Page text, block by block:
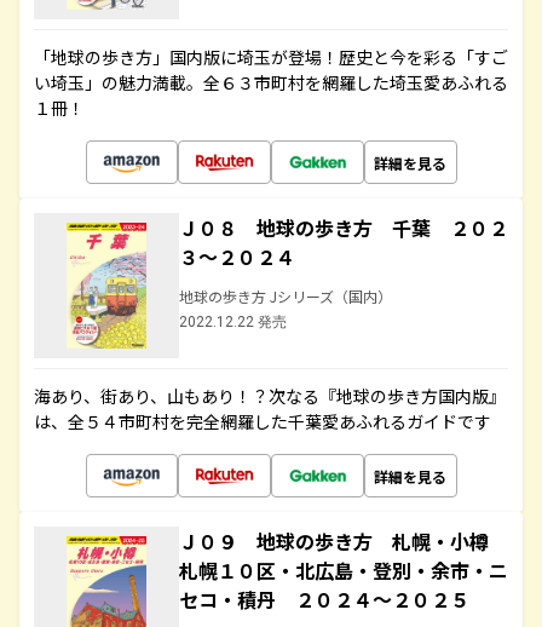
「地球の歩き方」国内版に埼玉が登場！歴史と今を彩る「すご
い埼玉」の魅力満載。全６３市町村を網羅した埼玉愛あふれる
１冊！
詳細を見る
Ｊ０８ 地球の歩き方 千葉 ２０２
３～２０２４
地球の歩き方 Jシリーズ（国内）
2022.12.22 発売
海あり、街あり、山もあり！？次なる『地球の歩き方国内版』
は、全５４市町村を完全網羅した千葉愛あふれるガイドです
詳細を見る
Ｊ０９ 地球の歩き方 札幌・小樽
札幌１０区・北広島・登別・余市・ニ
セコ・積丹 ２０２４～２０２５